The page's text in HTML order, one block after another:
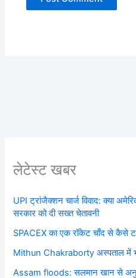
लेटेस्ट खबर
UPI ट्रांजैक्शन चार्ज विवाद: क्या
सरकार को दी सख्त चेतावनी
SPACEX का एक रॉकेट चाँद से कैसे
Mithun Chakraborty अस्पताल में
Assam floods: सलमान खान से